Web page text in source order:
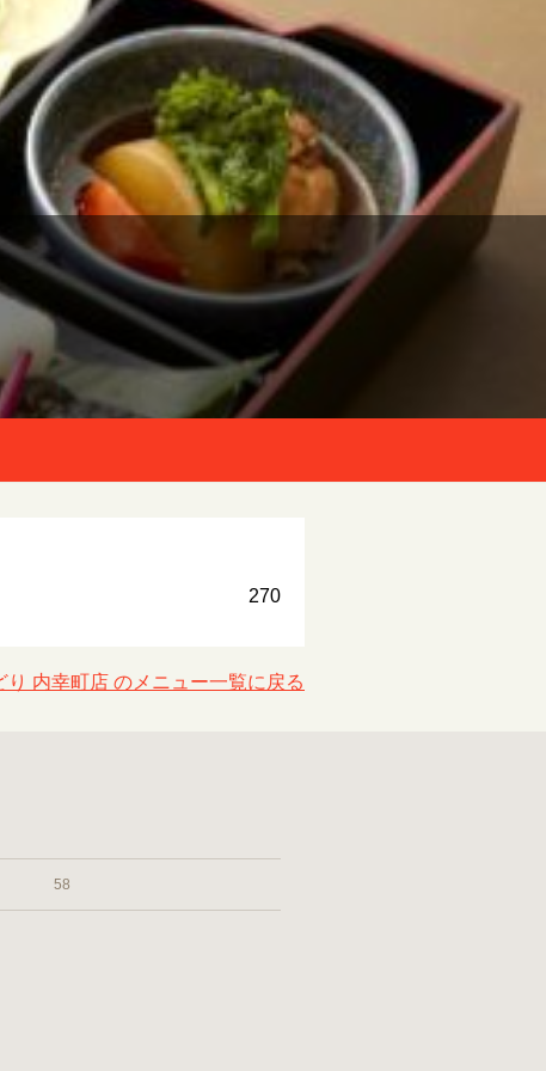
270
り 内幸町店 のメニュー一覧に戻る
58